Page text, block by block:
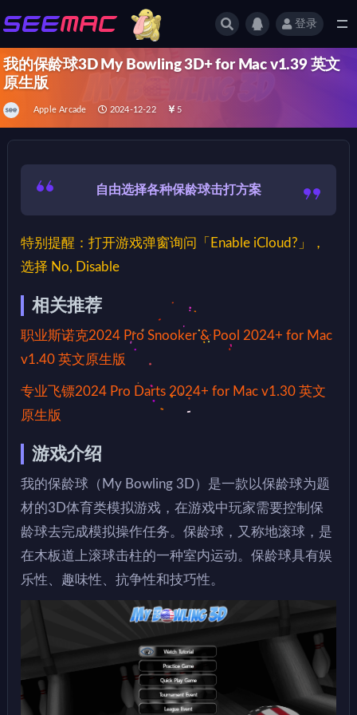
登录
我的保龄球3D My Bowling 3D+‪ for Mac v1.39 英文
原生版
Apple Arcade 2024-12-22 5
自由选择各种保龄球击打方案
特别提醒：打开游戏弹窗询问「Enable iCloud?」，
选择 No, Disable
相关推荐
职业斯诺克2024 Pro Snooker & Pool 2024+ for Mac
v1.40 英文原生版
专业飞镖2024 Pro Darts 2024+ for Mac v1.30 英文
原生版
游戏介绍
我的保龄球（My Bowling 3D）是一款以保龄球为题
材的3D体育类模拟游戏，在游戏中玩家需要控制保
龄球去完成模拟操作任务。保龄球，又称地滚球，是
在木板道上滚球击柱的一种室内运动。保龄球具有娱
乐性、趣味性、抗争性和技巧性。